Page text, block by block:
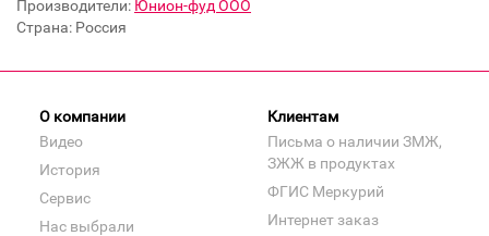
Производители: Юнион-фуд ООО
Страна: Россия
О компании
Видео
История
Сервис
Нас выбрали
Клиентам
Письма о наличии ЗМЖ,
ЗЖЖ в продуктах
ФГИС Меркурий
Интернет заказ